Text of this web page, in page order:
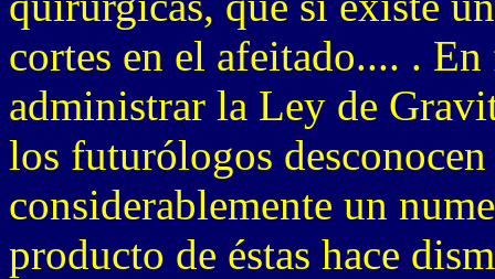
cortes en el afeitado.... .
administrar la Ley de
los futurólogos
considerablemente un
producto de éstas hace